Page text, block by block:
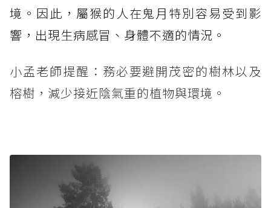
境。因此，屬猴的人在鬼月特別容易受到影
響，出現生病感冒、身體不適的情況。
小孟老師提醒：務必要避開茂密的樹林以及
榕樹，減少接近陰氣重的植物與環境。